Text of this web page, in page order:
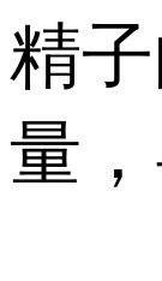
精
量，